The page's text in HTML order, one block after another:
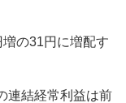
の31円に増配す
連結経常利益は前